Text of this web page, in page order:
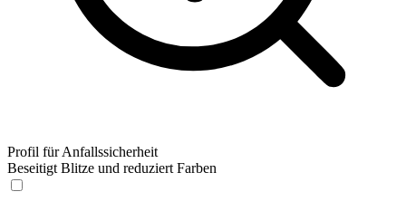
Profil für Anfallssicherheit
Beseitigt Blitze und reduziert Farben